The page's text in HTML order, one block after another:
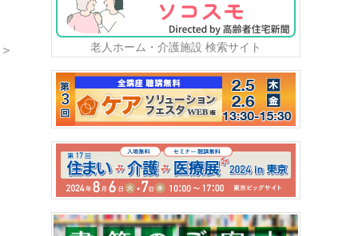
老人ホーム・介護施設 検索サイト